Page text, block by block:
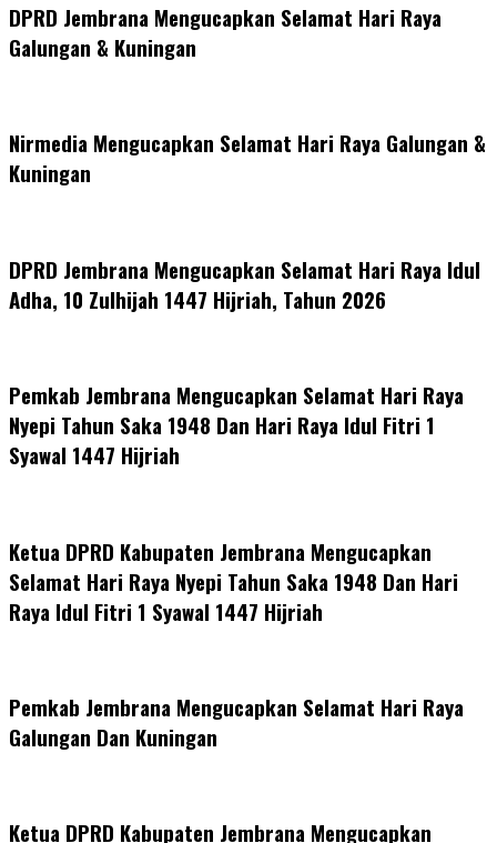
DPRD Jembrana Mengucapkan Selamat Hari Raya
Galungan & Kuningan
Nirmedia Mengucapkan Selamat Hari Raya Galungan &
Kuningan
DPRD Jembrana Mengucapkan Selamat Hari Raya Idul
Adha, 10 Zulhijah 1447 Hijriah, Tahun 2026
Pemkab Jembrana Mengucapkan Selamat Hari Raya
Nyepi Tahun Saka 1948 Dan Hari Raya Idul Fitri 1
Syawal 1447 Hijriah
Ketua DPRD Kabupaten Jembrana Mengucapkan
Selamat Hari Raya Nyepi Tahun Saka 1948 Dan Hari
Raya Idul Fitri 1 Syawal 1447 Hijriah
Pemkab Jembrana Mengucapkan Selamat Hari Raya
Galungan Dan Kuningan
Ketua DPRD Kabupaten Jembrana Mengucapkan